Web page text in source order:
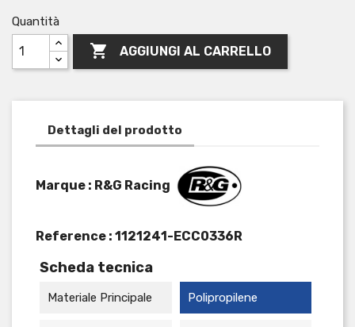
Quantità
 AGGIUNGI AL CARRELLO
Dettagli del prodotto
Marque : R&G Racing
Reference : 1121241-ECC0336R
Scheda tecnica
Materiale Principale Polipropilene